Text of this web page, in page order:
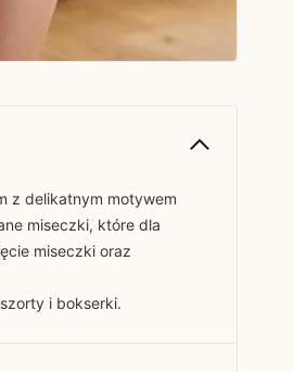
z delikatnym motywem
miseczki, które dla
miseczki oraz
i bokserki.